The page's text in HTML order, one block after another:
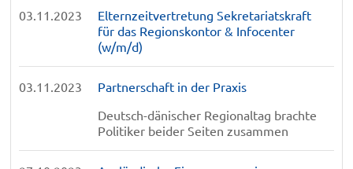
03.11.2023
Elternzeitvertretung Sekretariatskraft
für das Regionskontor & Infocenter
(w/m/d)
03.11.2023
Partnerschaft in der Praxis
Deutsch-dänischer Regionaltag brachte
Politiker beider Seiten zusammen